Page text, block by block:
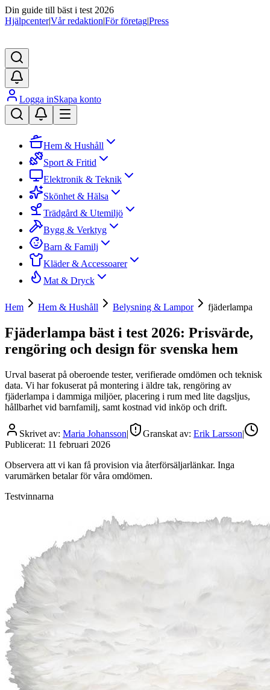
Din guide till bäst i test 2026
Hjälpcenter|Vår redaktion|För företag|Press
Logga inSkapa konto
Hem & Hushåll
Sport & Fritid
Elektronik & Teknik
Skönhet & Hälsa
Trädgård & Utemiljö
Bygg & Verktyg
Barn & Familj
Kläder & Accessoarer
Mat & Dryck
Hem Hem & Hushåll Belysning & Lampor fjäderlampa
Fjäderlampa bäst i test 2026: Prisvärde,
rengöring och design för svenska hem
Urval baserat på oberoende tester, verifierade omdömen och teknisk
data. Vi har fokuserat på montering i äldre tak, rengöring av
fjäderlampa i dammiga miljöer, placering i rum med lite dagsljus,
hållbarhet vid barnfamilj, samt kostnad vid inköp och drift.
Skrivet av: Maria Johansson| Granskat av: Erik Larsson|
Publicerat: 11 februari 2026
Observera att vi kan få provision via återförsäljarlänkar. Inga
varumärken betalar för våra omdömen.
Testvinnarna